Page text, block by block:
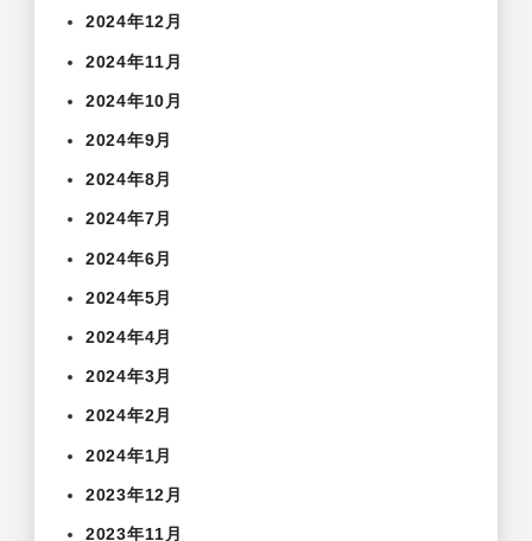
2024年12月
2024年11月
2024年10月
2024年9月
2024年8月
2024年7月
2024年6月
2024年5月
2024年4月
2024年3月
2024年2月
2024年1月
2023年12月
2023年11月